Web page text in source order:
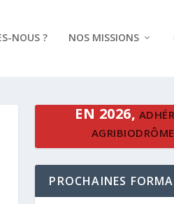
NOUS ? NOS MISSIONS
EN 2026,
AGRIBIODRÔME
PROCHAINES